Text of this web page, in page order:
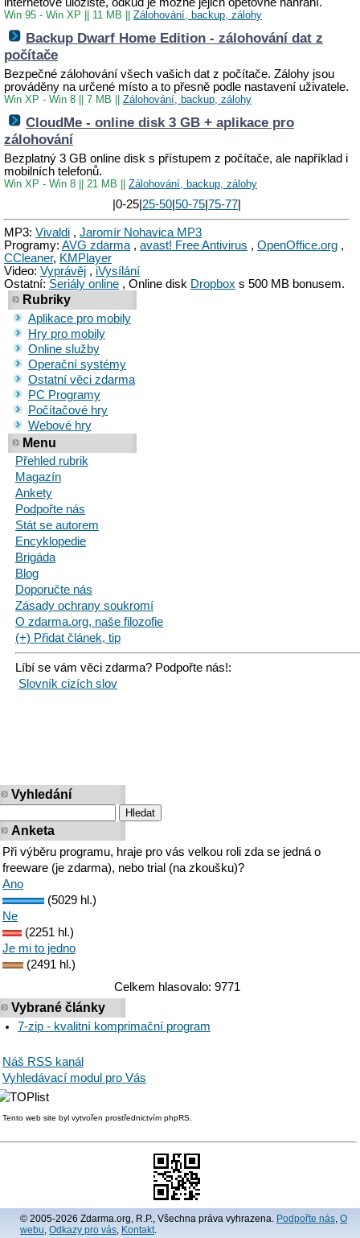
Win 95 - Win XP 11 MB Zálohování, backup, zálohy
Backup Dwarf Home Edition - zálohování dat z
počítače
Bezpečné zálohování všech vašich dat z počítače. Zálohy jsou
prováděny na určené místo a to přesně podle nastavení uživatele.
Win XP - Win 8 7 MB Zálohování, backup, zálohy
CloudMe - online disk 3 GB + aplikace pro
zálohování
Bezplatný 3 GB online disk s přístupem z počítače, ale například i
mobilních telefonů.
Win XP - Win 8 21 MB Zálohování, backup, zálohy
|0-25| 25-50 |50-75 |75-77
MP3: Vivaldi , Jaromír Nohavica MP3
Programy: AVG zdarma, avast! Free Antivirus , OpenOffice.org ,
CCleaner, KMPlayer
Video: Vyprávěj , iVysílání
Ostatní: Seriály online , Online disk Dropbox s 500 MB bonusem.
Rubriky
Aplikace pro mobily
Hry pro mobily
Online služby
Operační systémy
Ostatní věci zdarma
PC Programy
Počítačové hry
Webové hry
Menu
Přehled rubrik
Magazín
Ankety
Podpořte nás
Stát se autorem
Encyklopedie
Brigáda
Blog
Doporučte nás
Zásady ochrany soukromí
O zdarma.org, naše filozofie
(+) Přidat článek, tip
Líbí se vám věci zdarma? Podpořte nás!:
Slovník cizích slov
Vyhledání
Anketa
Při výběru programu, hraje pro vás velkou roli zda se jedná o
freeware (je zdarma), nebo trial (na zkoušku)?
Ano
(5029 hl.)
Ne
(2251 hl.)
Je mi to jedno
(2491 hl.)
Celkem hlasovalo: 9771
Vybrané články
7-zip - kvalitní komprimační program
Náš RSS kanál
Vyhledávací modul pro Vás
Tento web site byl vytvořen prostřednictvím phpRS.
© 2005-2026 Zdarma.org, R.P., Všechna práva vyhrazena. Podpořte nás O
webu Odkazy pro vás Kontakt.